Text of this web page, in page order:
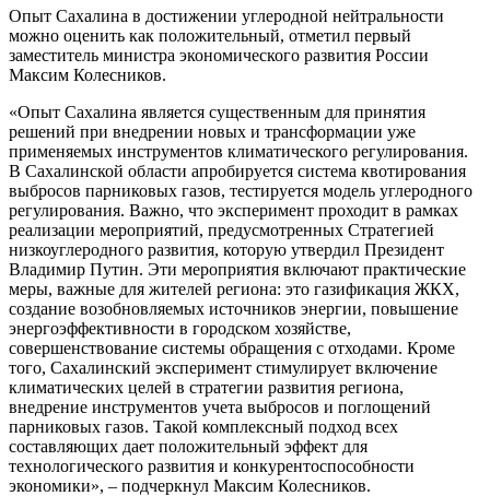
Опыт Сахалина в достижении углеродной нейтральности
можно оценить как положительный, отметил первый
заместитель министра экономического развития России
Максим Колесников.
«Опыт Сахалина является существенным для принятия
решений при внедрении новых и трансформации уже
применяемых инструментов климатического регулирования.
В Сахалинской области апробируется система квотирования
выбросов парниковых газов, тестируется модель углеродного
регулирования. Важно, что эксперимент проходит в рамках
реализации мероприятий, предусмотренных Стратегией
низкоуглеродного развития, которую утвердил Президент
Владимир Путин. Эти мероприятия включают практические
меры, важные для жителей региона: это газификация ЖКХ,
создание возобновляемых источников энергии, повышение
энергоэффективности в городском хозяйстве,
совершенствование системы обращения с отходами. Кроме
того, Сахалинский эксперимент стимулирует включение
климатических целей в стратегии развития региона,
внедрение инструментов учета выбросов и поглощений
парниковых газов. Такой комплексный подход всех
составляющих дает положительный эффект для
технологического развития и конкурентоспособности
экономики», – подчеркнул Максим Колесников.